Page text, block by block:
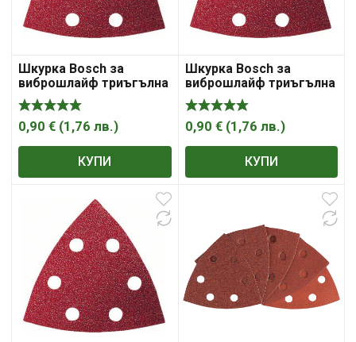
Шкурка Bosch за
виброшлайф триъгълна
с 6 отвора 93x93x93 мм,
P40, Expert for Wood and
Paint C430
0,90 € (1,76 лв.)
КУПИ
Шкурка Bosch за
виброшлайф триъгълна
с 6 отвора 93x93x93 мм,
P60, Expert for Wood and
Paint C430
0,90 € (1,76 лв.)
КУПИ